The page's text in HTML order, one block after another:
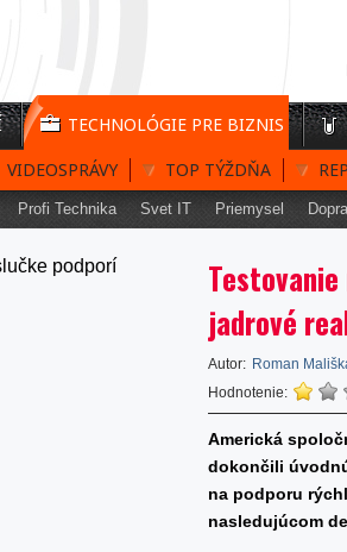
TECHNOLÓGIE PRE BIZNIS
VIDEOSPRÁVY TOP TÝŽDŇA
Profi Technika Svet IT Priemysel
Prvý interaktívny 3D
jadrové
Autor: Roman
Hodnotenie:
Americká
dokončili
na podporu
nasledujúcom